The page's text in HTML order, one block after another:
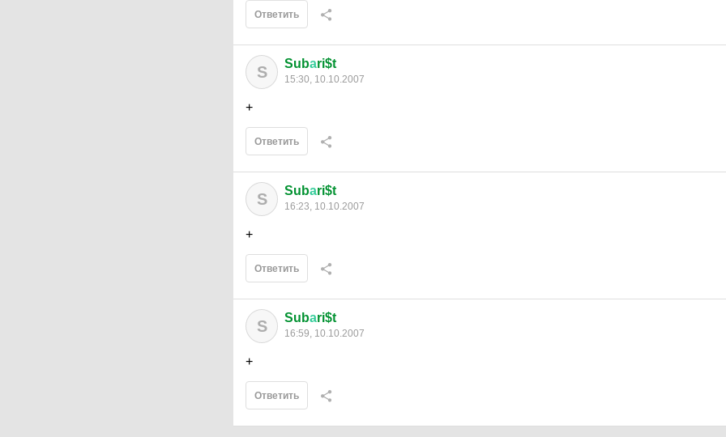
Ответить
S Subаri$t
15:30, 10.10.2007
+
Ответить
S Subаri$t
16:23, 10.10.2007
+
Ответить
S Subаri$t
16:59, 10.10.2007
+
Ответить